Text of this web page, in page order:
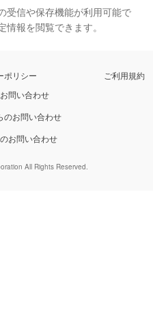
受信や保存機能が利用可能で
情報を閲覧できます。
ポリシー
ご利用規約
問い合わせ
のお問い合わせ
お問い合わせ
All Rights Reserved.